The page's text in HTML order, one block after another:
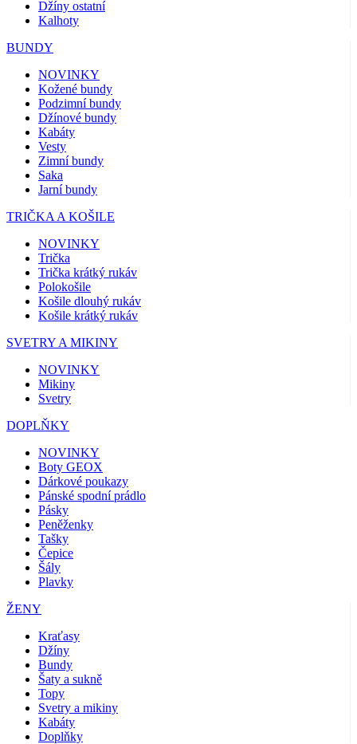
Džíny ostatní
Kalhoty
BUNDY
NOVINKY
Kožené bundy
Podzimní bundy
Džínové bundy
Kabáty
Vesty
Zimní bundy
Saka
Jarní bundy
TRIČKA A KOŠILE
NOVINKY
Trička
Trička krátký rukáv
Polokošile
Košile dlouhý rukáv
Košile krátký rukáv
SVETRY A MIKINY
NOVINKY
Mikiny
Svetry
DOPLŇKY
NOVINKY
Boty GEOX
Dárkové poukazy
Pánské spodní prádlo
Pásky
Peněženky
Tašky
Čepice
Šály
Plavky
ŽENY
Kraťasy
Džíny
Bundy
Šaty a sukně
Topy
Svetry a mikiny
Kabáty
Doplňky